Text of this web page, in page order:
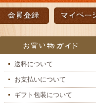
送料について
お支払いについて
ギフト包装について